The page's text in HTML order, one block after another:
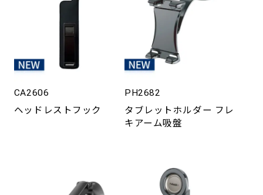
CA2606
ヘッドレストフック
PH2682
タブレットホルダー フレ
キアーム吸盤